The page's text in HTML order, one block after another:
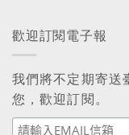
歡迎訂閱電子報
我們將不定期寄送
您，歡迎訂閱。